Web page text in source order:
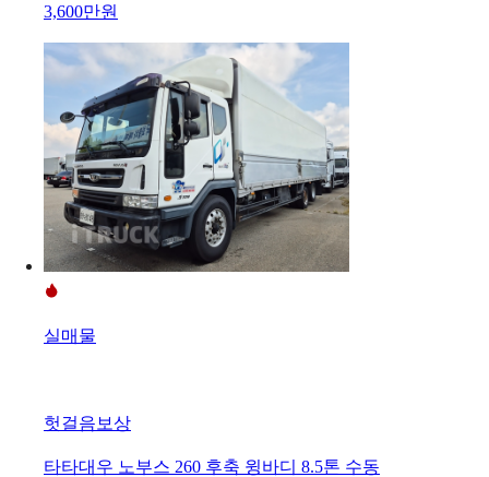
3,600만원
실매물
헛걸음보상
타타대우 노부스 260 후축 윙바디 8.5톤 수동